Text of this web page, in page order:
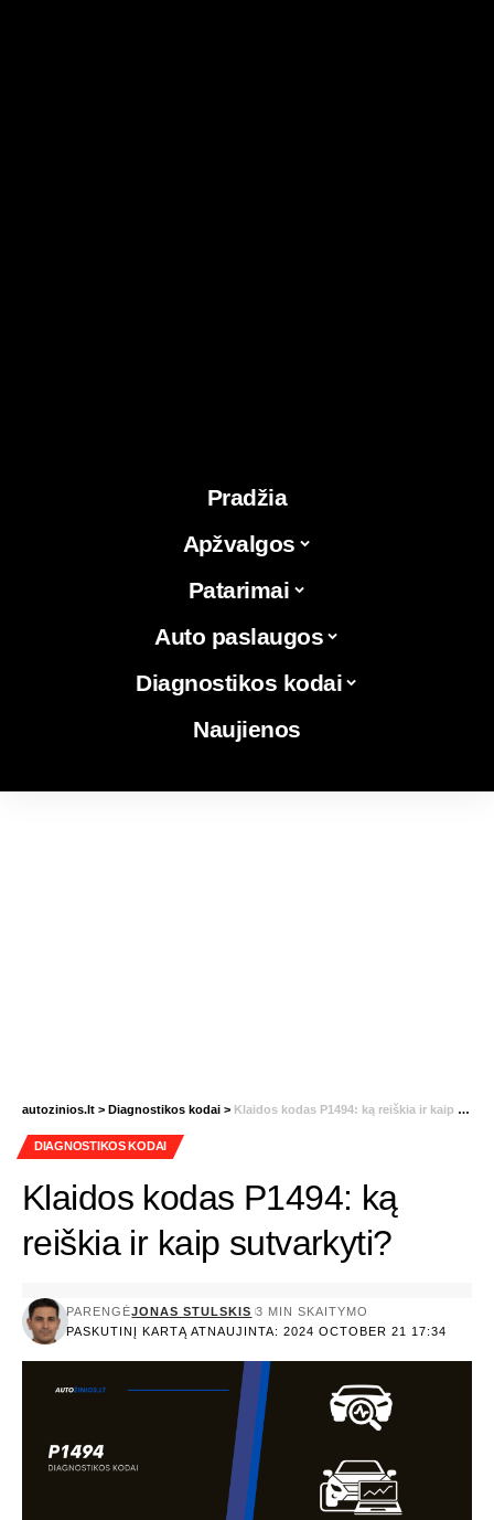
Pradžia
Apžvalgos
Patarimai
Auto paslaugos
Diagnostikos kodai
Naujienos
autozinios.lt > Diagnostikos kodai > Klaidos kodas P1494: ką reiškia ir kaip sutvarkyti?
DIAGNOSTIKOS KODAI
Klaidos kodas P1494: ką
reiškia ir kaip sutvarkyti?
PASKUTINĮ KARTĄ ATNAUJINTA: 2024 OCTOBER 21 17:34
PARENGĖJONAS STULSKIS 3 MIN SKAITYMO